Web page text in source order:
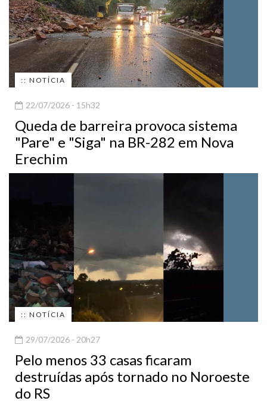
:: NOTÍCIA
22/07/2026 - 15h32
Queda de barreira provoca sistema
"Pare" e "Siga" na BR-282 em Nova
Erechim
:: NOTÍCIA
29/07/2026 - 20h27
Pelo menos 33 casas ficaram
destruídas após tornado no Noroeste
do RS